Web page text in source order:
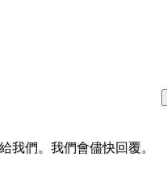
我們。我們會儘快回覆。